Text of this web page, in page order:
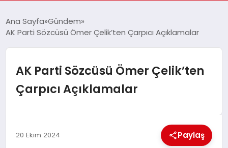
DÜNYA
EKONOMI
Ana Sayfa Gündem
AK Parti Sözcüsü Ömer Çelik’ten Çarpıcı Açıklamalar
AK Parti Sözcüsü Ömer Çelik’ten
Çarpıcı Açıklamalar
20 Ekim 2024 Paylaş